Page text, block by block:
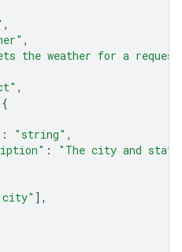
,
,
the weather for a
,
{
: "string" ,
:
"The city and
],